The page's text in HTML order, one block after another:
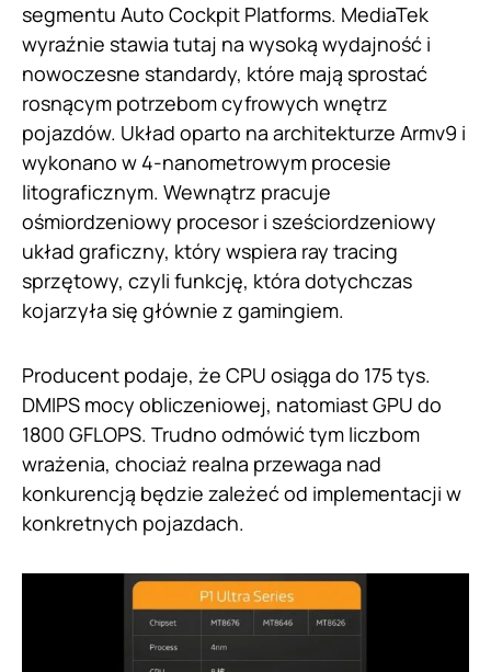
segmentu Auto Cockpit Platforms. MediaTek
wyraźnie stawia tutaj na wysoką wydajność i
nowoczesne standardy, które mają sprostać
rosnącym potrzebom cyfrowych wnętrz
pojazdów. Układ oparto na architekturze Armv9 i
wykonano w 4-nanometrowym procesie
litograficznym. Wewnątrz pracuje
ośmiordzeniowy procesor i sześciordzeniowy
układ graficzny, który wspiera ray tracing
sprzętowy, czyli funkcję, która dotychczas
kojarzyła się głównie z gamingiem.
Producent podaje, że CPU osiąga do 175 tys.
DMIPS mocy obliczeniowej, natomiast GPU do
1800 GFLOPS. Trudno odmówić tym liczbom
wrażenia, chociaż realna przewaga nad
konkurencją będzie zależeć od implementacji w
konkretnych pojazdach.